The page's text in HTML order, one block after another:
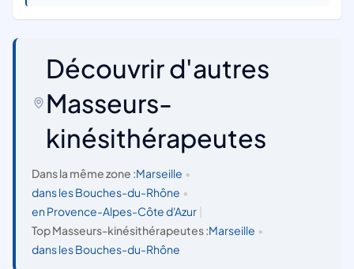
Découvrir d'autres
Masseurs-
kinésithérapeutes
Dans la même zone :Marseille •
dans les Bouches-du-Rhône •
en Provence-Alpes-Côte d'Azur
Top Masseurs-kinésithérapeutes :Marseille •
dans les Bouches-du-Rhône